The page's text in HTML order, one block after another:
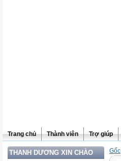
Trang chủ Thành viên Trợ giúp
THANH DƯƠNG XIN CHÀO Gốc